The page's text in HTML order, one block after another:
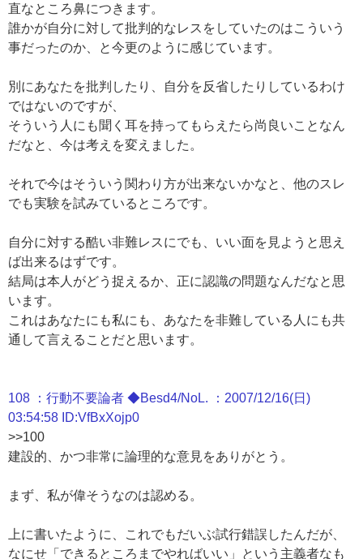
直なところ鼻につきます。
誰かが自分に対して批判的なレスをしていたのはこういう
事だったのか、と今更のように感じています。
別にあなたを批判したり、自分を反省したりしているわけ
ではないのですが、
そういう人にも聞く耳を持ってもらえたら尚良いことなん
だなと、今は考えを変えました。
それで今はそういう関わり方が出来ないかなと、他のスレ
でも実験を試みているところです。
自分に対する酷い非難レスにでも、いい面を見ようと思え
ば出来るはずです。
結局は本人がどう捉えるか、正に認識の問題なんだなと思
います。
これはあなたにも私にも、あなたを非難している人にも共
通して言えることだと思います。
108 ：行動不要論者 ◆Besd4/NoL. ：2007/12/16(日)
03:54:58 ID:VfBxXojp0
>>100
建設的、かつ非常に論理的な意見をありがとう。
まず、私が偉そうなのは認める。
上に書いたように、これでもだいぶ試行錯誤したんだが、
なにせ「できるところまでやればいい」という主義者なも